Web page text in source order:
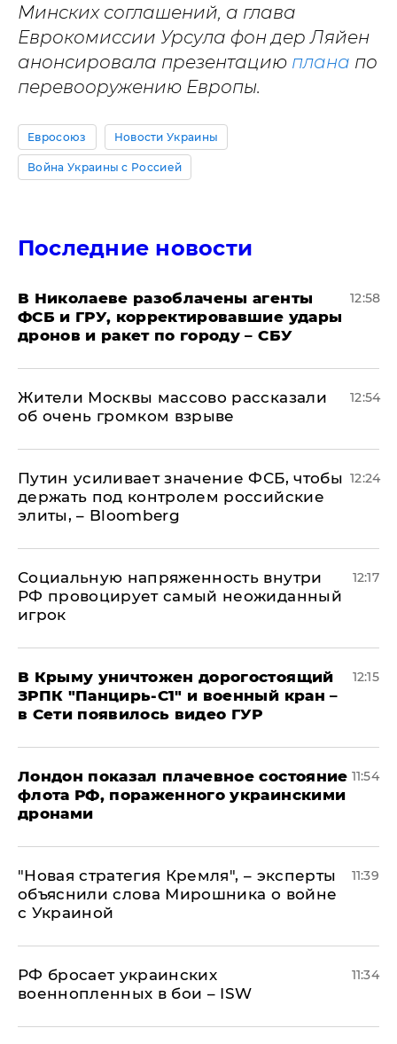
Минских соглашений, а глава
Еврокомиссии Урсула фон дер Ляйен
анонсировала презентацию плана по
перевооружению Европы.
Евросоюз Новости Украины
Война Украины с Россией
Последние новости
В Николаеве разоблачены агенты
ФСБ и ГРУ, корректировавшие удары
дронов и ракет по городу – СБУ
12:58
Жители Москвы массово рассказали
об очень громком взрыве
12:54
Путин усиливает значение ФСБ, чтобы
держать под контролем российские
элиты, – Bloomberg
12:24
Социальную напряженность внутри
РФ провоцирует самый неожиданный
игрок
12:17
В Крыму уничтожен дорогостоящий
ЗРПК "Панцирь-С1" и военный кран –
в Сети появилось видео ГУР
12:15
Лондон показал плачевное состояние
флота РФ, пораженного украинскими
дронами
11:54
"Новая стратегия Кремля", – эксперты
объяснили слова Мирошника о войне
с Украиной
11:39
РФ бросает украинских
военнопленных в бои – ISW
11:34